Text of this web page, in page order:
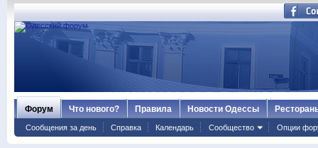
Форум
Сообщения за день Справка Календарь Сообщество Опции
Что нового? Правила Новости Одессы